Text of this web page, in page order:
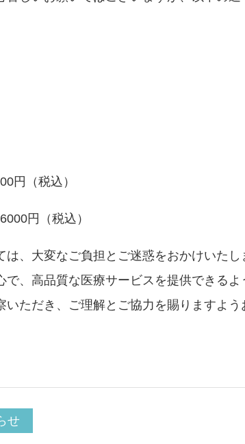
円（税込）
円（税込）
、 大変なご負担とご迷惑をおかけいたし
、 高品質な医療サービスを提供できるよ
ただき、
ご理解とご協力を賜りますよう
せ